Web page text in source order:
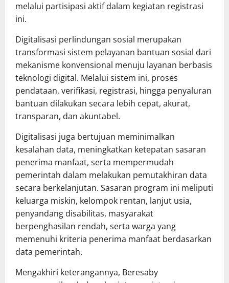
melalui partisipasi aktif dalam kegiatan registrasi
ini.
Digitalisasi perlindungan sosial merupakan
transformasi sistem pelayanan bantuan sosial dari
mekanisme konvensional menuju layanan berbasis
teknologi digital. Melalui sistem ini, proses
pendataan, verifikasi, registrasi, hingga penyaluran
bantuan dilakukan secara lebih cepat, akurat,
transparan, dan akuntabel.
Digitalisasi juga bertujuan meminimalkan
kesalahan data, meningkatkan ketepatan sasaran
penerima manfaat, serta mempermudah
pemerintah dalam melakukan pemutakhiran data
secara berkelanjutan. Sasaran program ini meliputi
keluarga miskin, kelompok rentan, lanjut usia,
penyandang disabilitas, masyarakat
berpenghasilan rendah, serta warga yang
memenuhi kriteria penerima manfaat berdasarkan
data pemerintah.
Mengakhiri keterangannya, Beresaby